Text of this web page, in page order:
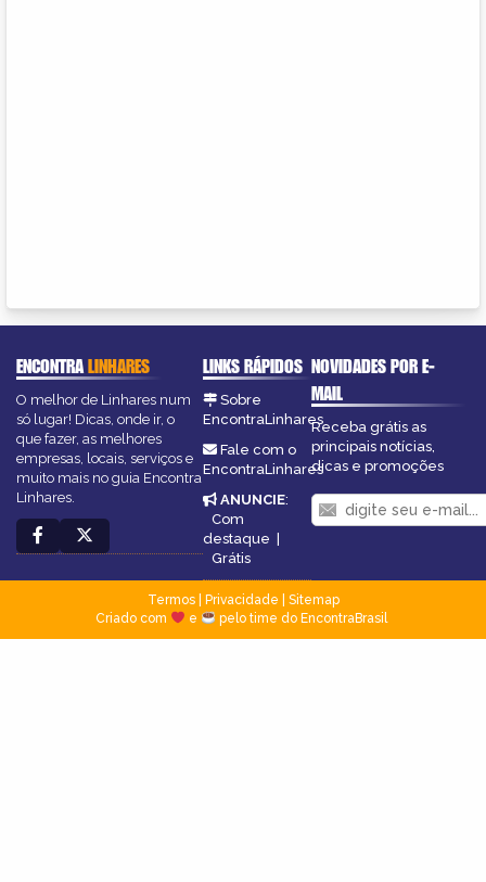
ENCONTRALINHARES
O melhor de Linhares num
só lugar! Dicas, onde ir, o
que fazer, as melhores
empresas, locais, serviços e
muito mais no guia Encontra
Linhares.
LINKS RÁPIDOS
Sobre
EncontraLinhares
Fale com o
EncontraLinhares
ANUNCIE:
Com
destaque |
Grátis
NOVIDADES POR E-
MAIL
Receba grátis as
principais notícias,
dicas e promoções
Termos| Privacidade
Sitemap
Criado com
e pelo time do EncontraBrasil